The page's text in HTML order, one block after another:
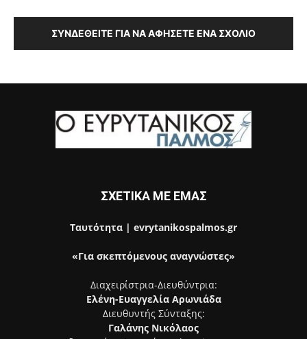
ΣΥΝΔΕΘΕΊΤΕ ΓΙΑ ΝΑ ΑΦΉΣΕΤΕ ΈΝΑ ΣΧΌΛΙΟ
ΣΧΕΤΙΚΑ ΜΕ ΕΜΑΣ
Ταυτότητα | evrytanikospalmos.gr
«Για σκεπτόμενους αναγνώστες»
Διαχειρίστρια-Διευθύντρια:
Ελένη-Ευαγγελία Αρωνιάδα
Διευθυντής Σύνταξης:
Γαλάνης Νικόλαος